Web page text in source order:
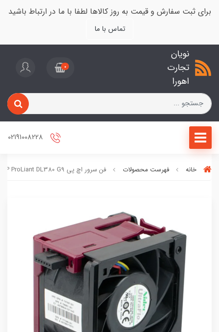
برای ثبت سفارش و قیمت به روز کالاها لطفا با ما در ارتباط باشید
تماس با ما
نویان
تجارت
اهورا
0
خانه فهرست محصولات فن سرور اچ پی HP ProLiant DL380 G9